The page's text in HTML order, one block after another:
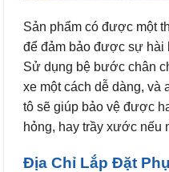
Sản phẩm có được một
để đảm bảo được sự hài
Sử dụng bệ bước chân
xe một cách dễ dàng, và
tô sẽ giúp bảo vệ được
hỏng, hay trầy xước nếu
Địa Chỉ Lắp Đặt